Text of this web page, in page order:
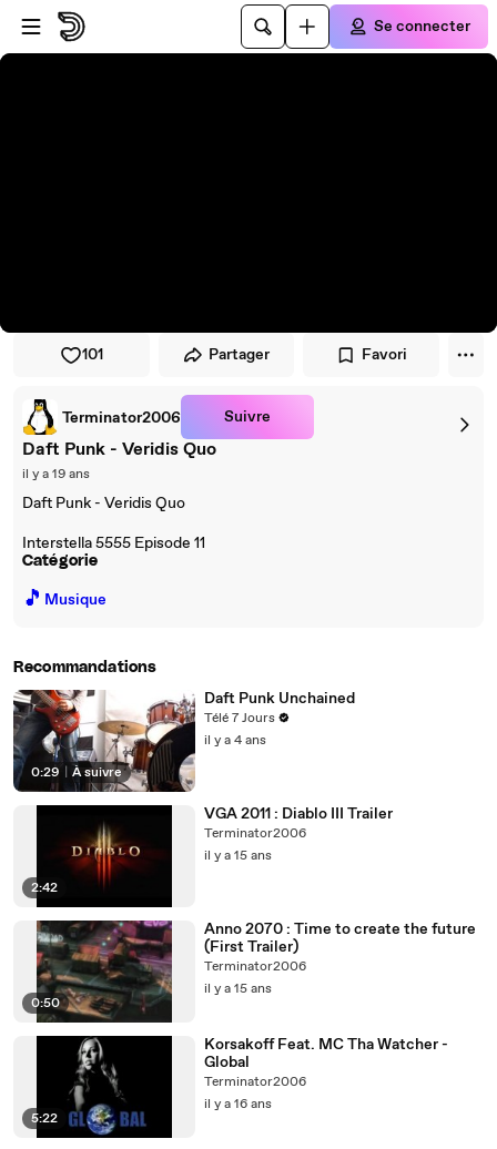
Passer au player
Passer au contenu principal
Se connecter
101 Partager Favori
Terminator2006 Suivre
Daft Punk - Veridis Quo
il y a 19 ans
Daft Punk - Veridis Quo
Interstella 5555 Episode 11
Catégorie
🎵 Musique
Recommandations
0:29 À suivre
Daft Punk Unchained
Télé 7 Jours
il y a 4 ans
2:42
VGA 2011 : Diablo III Trailer
Terminator2006
il y a 15 ans
0:50
Anno 2070 : Time to create the future
(First Trailer)
Terminator2006
il y a 15 ans
5:22
Korsakoff Feat. MC Tha Watcher -
Global
Terminator2006
il y a 16 ans